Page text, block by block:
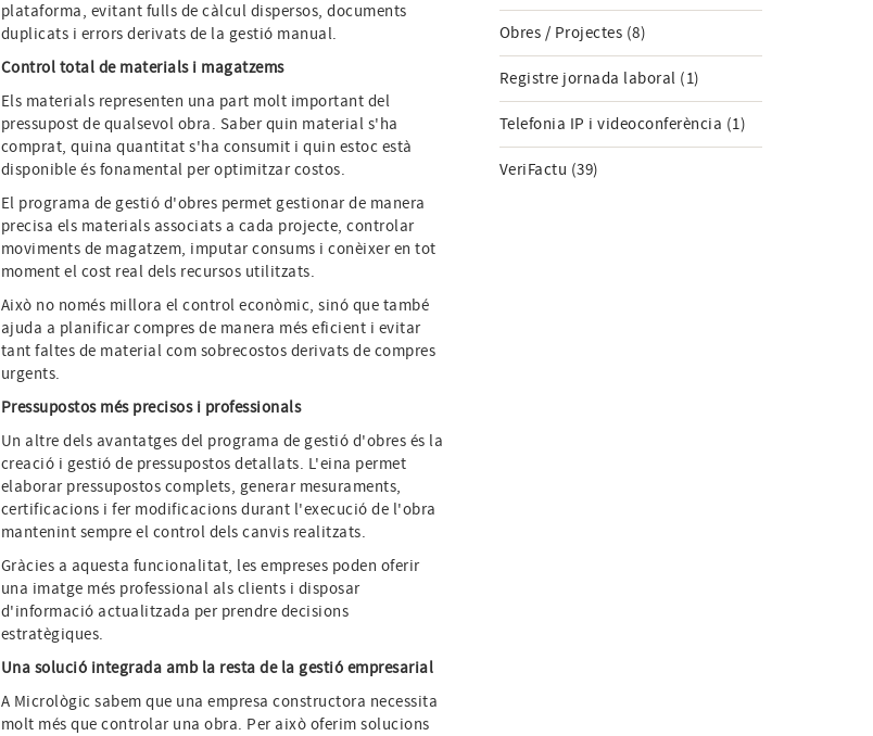
plataforma, evitant fulls de càlcul dispersos, documents
duplicats i errors derivats de la gestió manual.
Control total de materials i magatzems
Els materials representen una part molt important del
pressupost de qualsevol obra. Saber quin material s'ha
comprat, quina quantitat s'ha consumit i quin estoc està
disponible és fonamental per optimitzar costos.
El programa de gestió d'obres permet gestionar de manera
precisa els materials associats a cada projecte, controlar
moviments de magatzem, imputar consums i conèixer en tot
moment el cost real dels recursos utilitzats.
Això no només millora el control econòmic, sinó que també
ajuda a planificar compres de manera més eficient i evitar
tant faltes de material com sobrecostos derivats de compres
urgents.
Pressupostos més precisos i professionals
Un altre dels avantatges del programa de gestió d'obres és la
creació i gestió de pressupostos detallats. L'eina permet
elaborar pressupostos complets, generar mesuraments,
certificacions i fer modificacions durant l'execució de l'obra
mantenint sempre el control dels canvis realitzats.
Gràcies a aquesta funcionalitat, les empreses poden oferir
una imatge més professional als clients i disposar
d'informació actualitzada per prendre decisions
estratègiques.
Una solució integrada amb la resta de la gestió empresarial
A Micrològic sabem que una empresa constructora necessita
molt més que controlar una obra. Per això oferim solucions
Obres / Projectes (8)
Registre jornada laboral (1)
Telefonia IP i videoconferència (1)
VeriFactu (39)